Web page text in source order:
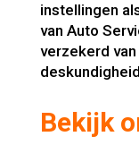
instellingen
van Auto
verzekerd
Bekijk